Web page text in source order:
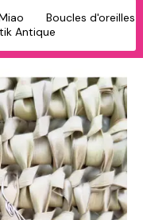
Boucles d'oreilles
Antique